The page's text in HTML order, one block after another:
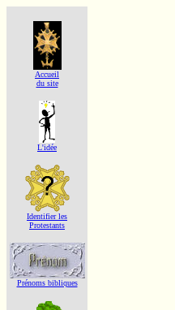
Accueil
du site
L'idée
Identifier les
Protestants
Prénoms bibliques